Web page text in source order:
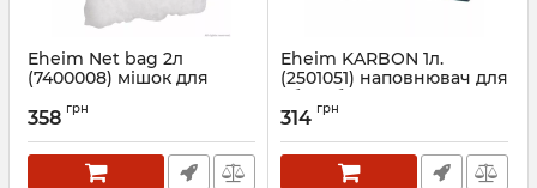
Eheim Net bag 2л
(7400008) мішок для
Артикул:
358 грн
Eheim KARBON 1л.
(2501051) наповнювач для
абсорбуючого очищення
Артикул:
314 грн